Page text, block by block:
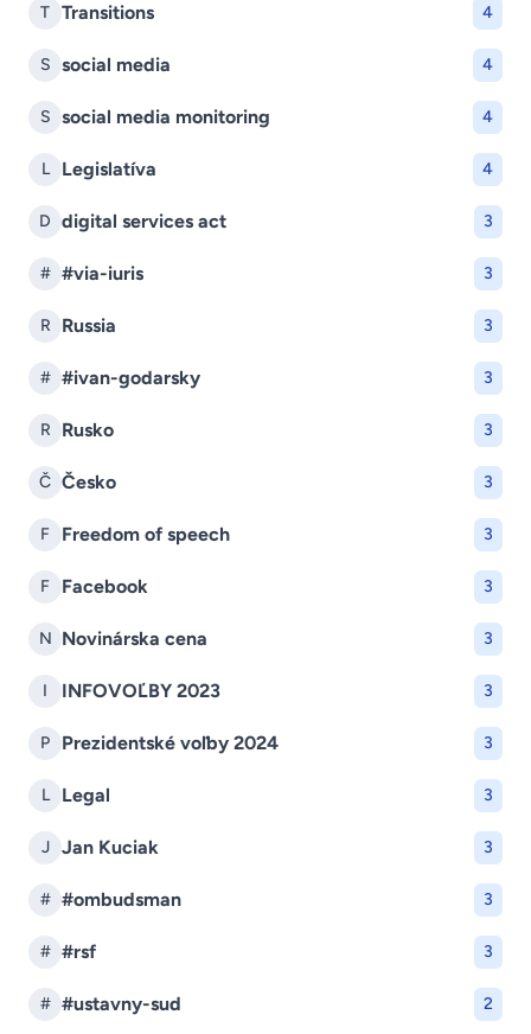
T Transitions 4
S social media 4
S social media monitoring 4
L Legislatíva 4
D digital services act 3
# #via-iuris 3
R Russia 3
# #ivan-godarsky 3
R Rusko 3
Č Česko 3
F Freedom of speech 3
F Facebook 3
N Novinárska cena 3
I INFOVOĽBY 2023 3
P Prezidentské voľby 2024 3
L Legal 3
J Jan Kuciak 3
# #ombudsman 3
# #rsf 3
# #ustavny-sud 2